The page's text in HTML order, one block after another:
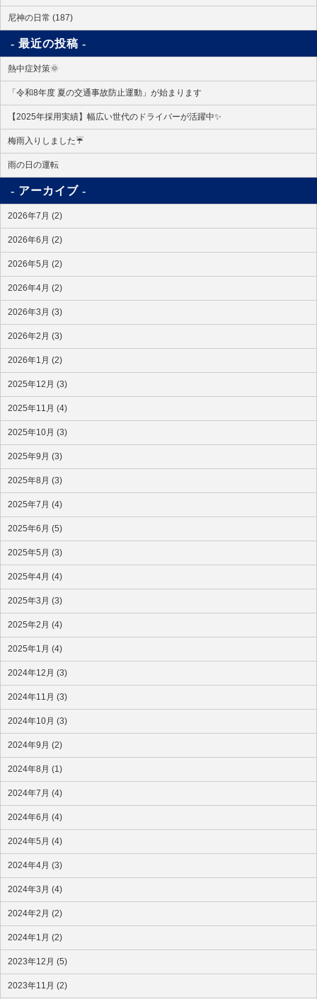
尼神の日常 (187)
最近の投稿
熱中症対策🌞
「令和8年度 夏の交通事故防止運動」が始まります
【2025年採用実績】幅広い世代のドライバーが活躍中✨
梅雨入りしました☔
雨の日の運転
アーカイブ
2026年7月 (2)
2026年6月 (2)
2026年5月 (2)
2026年4月 (2)
2026年3月 (3)
2026年2月 (3)
2026年1月 (2)
2025年12月 (3)
2025年11月 (4)
2025年10月 (3)
2025年9月 (3)
2025年8月 (3)
2025年7月 (4)
2025年6月 (5)
2025年5月 (3)
2025年4月 (4)
2025年3月 (3)
2025年2月 (4)
2025年1月 (4)
2024年12月 (3)
2024年11月 (3)
2024年10月 (3)
2024年9月 (2)
2024年8月 (1)
2024年7月 (4)
2024年6月 (4)
2024年5月 (4)
2024年4月 (3)
2024年3月 (4)
2024年2月 (2)
2024年1月 (2)
2023年12月 (5)
2023年11月 (2)